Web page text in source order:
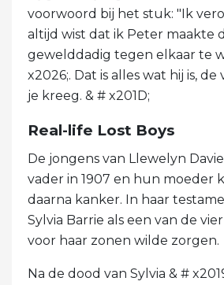
voorwoord bij het stuk: "Ik
altijd wist dat ik Peter maakte
gewelddadig tegen elkaar te
x2026;. Dat is alles wat hij is, de
je kreeg. & # x201D;
Real-life Lost Boys
De jongens van Llewelyn
vader in 1907 en hun moeder
daarna kanker. In haar
Sylvia Barrie als een van de
voor haar zonen wilde zorgen.
Na de dood van Sylvia & #